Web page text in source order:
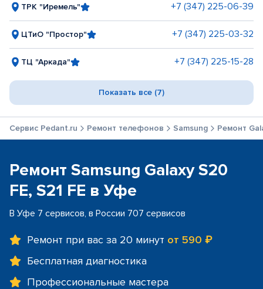
ТРК "Иремель" +7 (347) 225-06-39
ЦТиО "Простор" +7 (347) 225-03-32
ТЦ "Аркада" +7 (347) 225-15-28
Показать все (7)
Сервис Pedant.ru Ремонт телефонов Samsung Ремонт
Ремонт Samsung Galaxy S20
FE, S21 FE в Уфе
В Уфе 7 сервисов, в России 707 сервисов
Ремонт при вас за 20 минут от 590 ₽
Бесплатная диагностика
Профессиональные мастера